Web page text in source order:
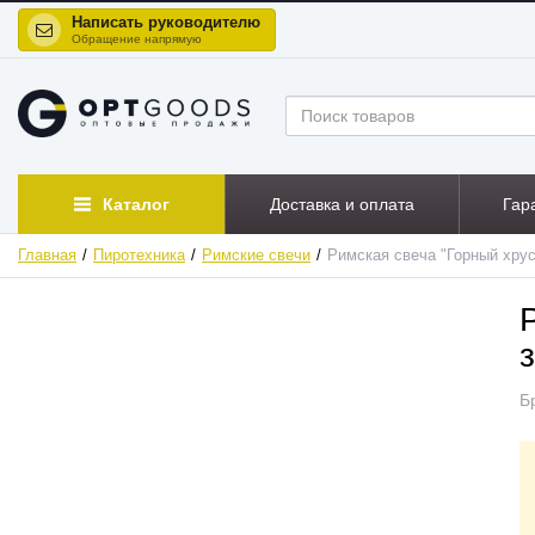
Написать руководителю
Обращение напрямую
Каталог Доставка и оплата
Главная Пиротехника Римские свечи Римская свеча "Горный